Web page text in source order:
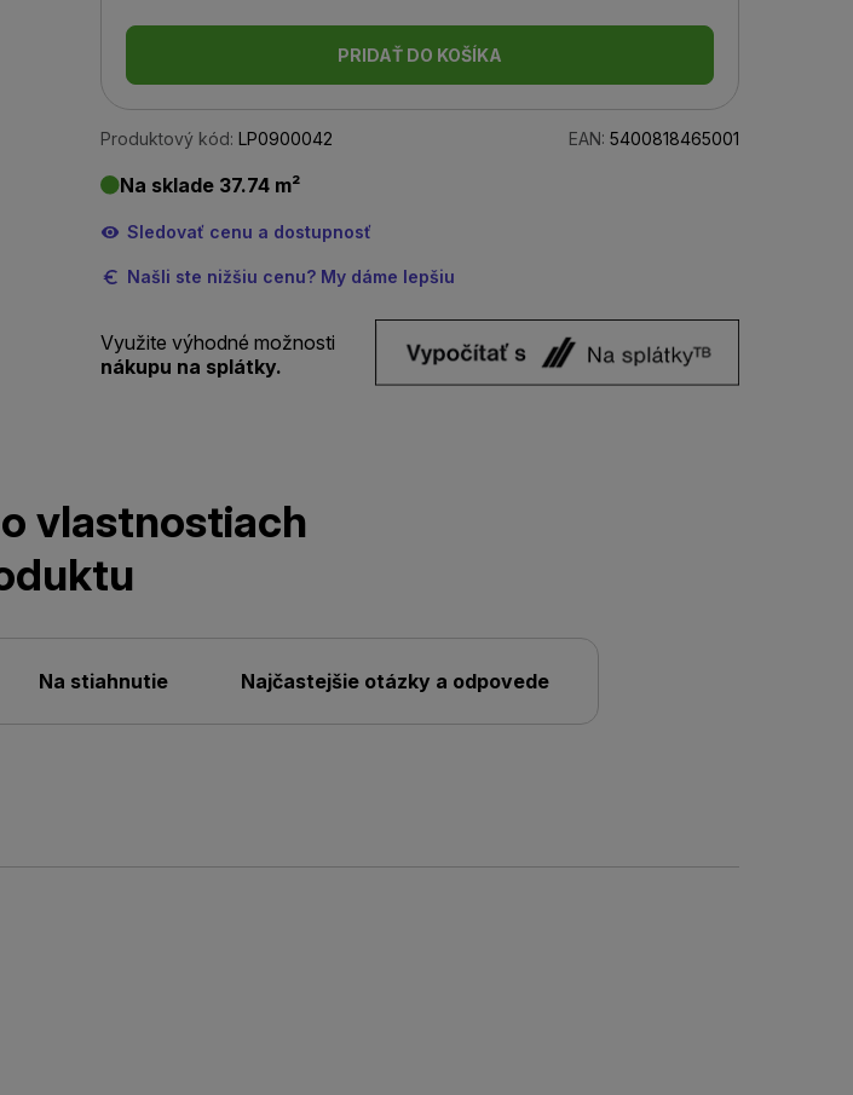
PRIDAŤ DO KOŠÍKA
Produktový kód: LP0900042 EAN: 5400818465001
Na sklade 37.74 m²
Sledovať cenu a dostupnosť
Našli ste nižšiu cenu? My dáme lepšiu
Využite výhodné možnosti
nákupu na splátky.
vlastnostiach
Na stiahnutie Najčastejšie otázky a odpovede